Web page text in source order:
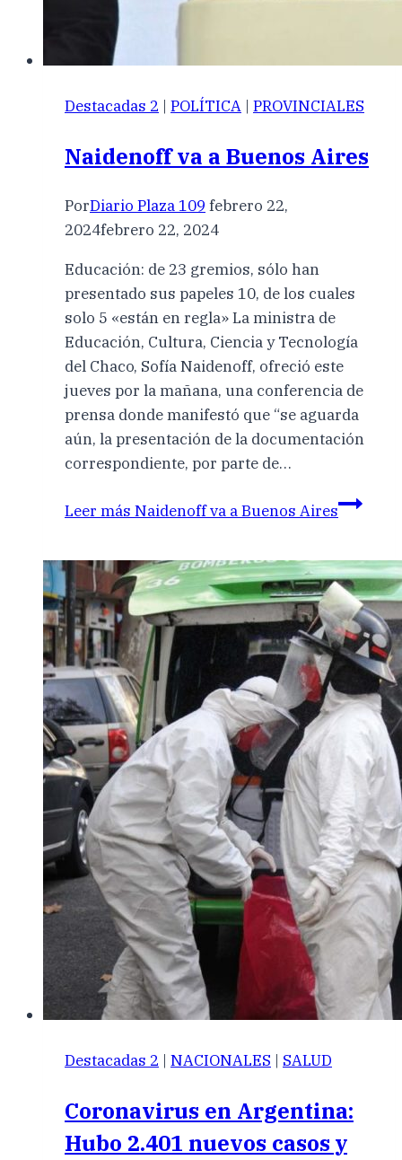
Destacadas 2 | POLÍTICA | PROVINCIALES
Naidenoff va a Buenos Aires
PorDiario Plaza 109 febrero 22,
2024febrero 22, 2024
Educación: de 23 gremios, sólo han
presentado sus papeles 10, de los cuales
solo 5 «están en regla» La ministra de
Educación, Cultura, Ciencia y Tecnología
del Chaco, Sofía Naidenoff, ofreció este
jueves por la mañana, una conferencia de
prensa donde manifestó que “se aguarda
aún, la presentación de la documentación
correspondiente, por parte de…
Leer más Naidenoff va a Buenos Aires
Destacadas 2 | NACIONALES | SALUD
Coronavirus en Argentina:
Hubo 2.401 nuevos casos y